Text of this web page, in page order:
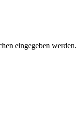
eingegeben